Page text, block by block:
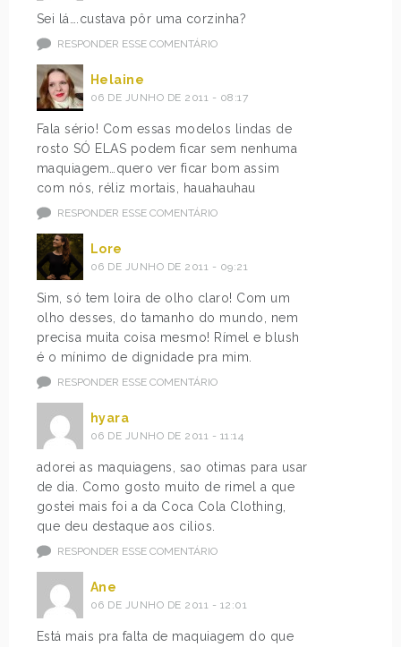
Sei lá….custava pôr uma corzinha?
RESPONDER ESSE COMENTÁRIO
Helaine
06 DE JUNHO DE 2011 - 08:17
Fala sério! Com essas modelos lindas de
rosto SÓ ELAS podem ficar sem nenhuma
maquiagem…quero ver ficar bom assim
com nós, réliz mortais, hauahauhau
RESPONDER ESSE COMENTÁRIO
Lore
06 DE JUNHO DE 2011 - 09:21
Sim, só tem loira de olho claro! Com um
olho desses, do tamanho do mundo, nem
precisa muita coisa mesmo! Rímel e blush
é o mínimo de dignidade pra mim.
RESPONDER ESSE COMENTÁRIO
hyara
06 DE JUNHO DE 2011 - 11:14
adorei as maquiagens, sao otimas para usar
de dia. Como gosto muito de rimel a que
gostei mais foi a da Coca Cola Clothing,
que deu destaque aos cilios.
RESPONDER ESSE COMENTÁRIO
Ane
06 DE JUNHO DE 2011 - 12:01
Está mais pra falta de maquiagem do que